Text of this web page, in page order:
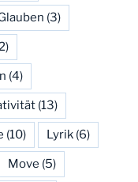
(3)
(4)
(13)
(10) Lyrik (6)
Move (5)